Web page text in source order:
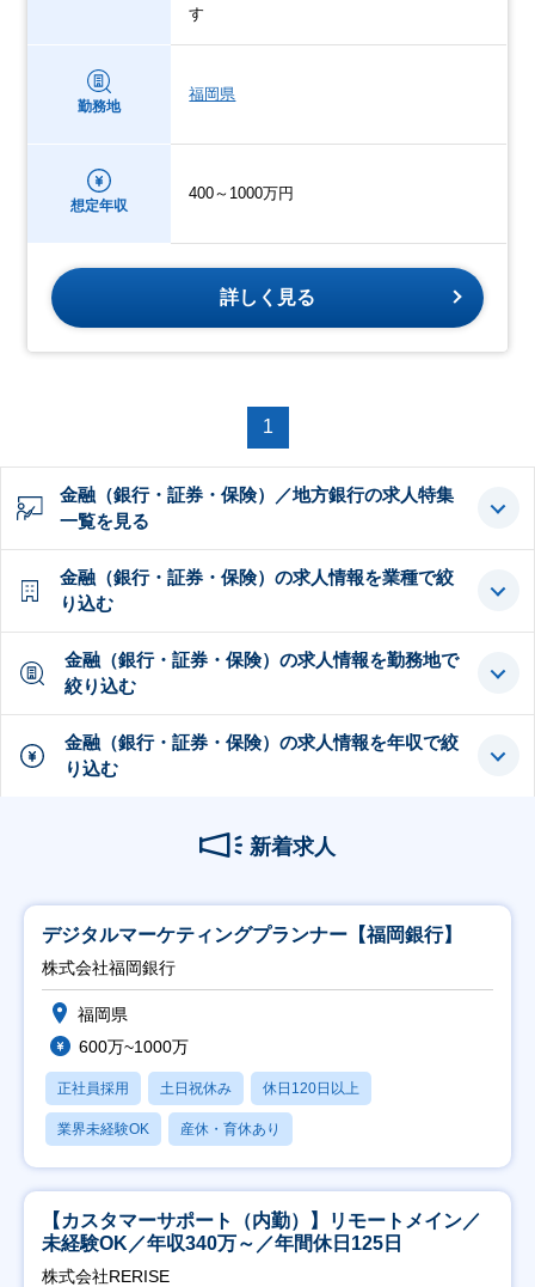
す
勤務地
福岡県
想定年収
400～1000万円
詳しく見る
1
金融（銀行・証券・保険）／地方銀行の求人特集
一覧を見る
金融（銀行・証券・保険）の求人情報を業種で絞
り込む
金融（銀行・証券・保険）の求人情報を勤務地で
絞り込む
金融（銀行・証券・保険）の求人情報を年収で絞
り込む
新着求人
デジタルマーケティングプランナー【福岡銀行】
株式会社福岡銀行
福岡県
600万~1000万
正社員採用 土日祝休み 休日120日以上
業界未経験OK 産休・育休あり
【カスタマーサポート（内勤）】リモートメイン／
未経験OK／年収340万～／年間休日125日
株式会社RERISE